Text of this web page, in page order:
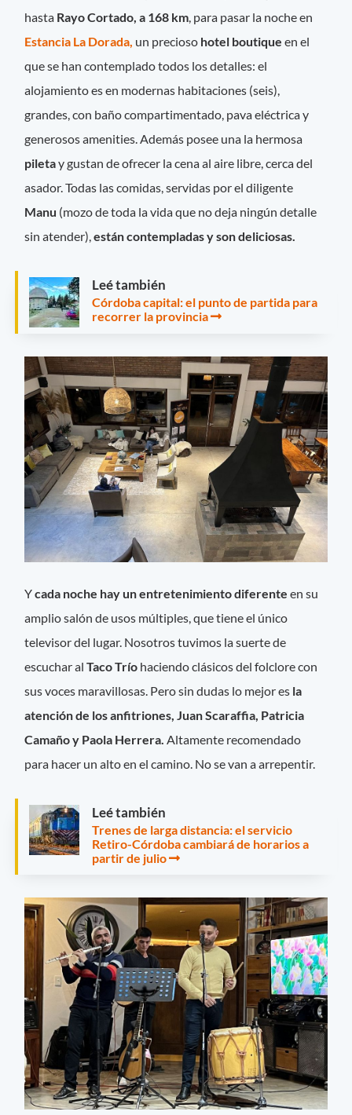
hasta Rayo Cortado, a 168 km , para pasar la noche en
Estancia La Dorada, un precioso hotel boutiqueen el
que se han contemplado todos los detalles: el
alojamiento es en modernas habitaciones (seis),
grandes, con baño compartimentado, pava eléctrica y
generosos amenities. Además posee una la hermosa
piletay gustan de ofrecer la cena al aire libre, cerca del
asador. Todas las comidas, servidas por el diligente
Manu (mozo de toda la vida que no deja ningún detalle
sin atender), están contempladas y son deliciosas.
Leé también
Córdoba capital: el punto de partida para
recorrer la provincia
Ycada noche hay un entretenimiento diferente en su
amplio salón de usos múltiples, que tiene el único
televisor del lugar. Nosotros tuvimos la suerte de
escuchar alTaco Trío haciendo clásicos del folclore con
sus voces maravillosas. Pero sin dudas lo mejor es la
atención de los anfitriones, Juan Scaraffia, Patricia
Camaño y Paola Herrera. Altamente recomendado
para hacer un alto en el camino. No se van a arrepentir.
Leé también
Trenes de larga distancia: el servicio
Retiro-Córdoba cambiará de horarios a
partir de julio